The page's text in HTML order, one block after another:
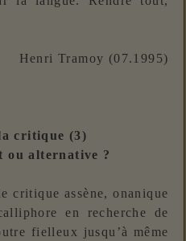
Henri Tramoy (07.1995)
critique (3)
ou alternative ?
critique assène, onanique
en recherche de
fielleux jusqu’à même